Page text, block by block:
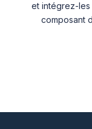
et intégrez-les
composant